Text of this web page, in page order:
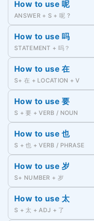
How to use 呢
ANSWER + S + 呢 ?
How to use 吗
STATEMENT + 吗？
How to use 在
S+ 在 + LOCATION + V
How to use 要
S + 要 + VERB / NOUN
How to use 也
S + 也 + VERB / PHRASE
How to use 岁
S+ NUMBER + 岁
How to use 太
S + 太 + ADJ + 了